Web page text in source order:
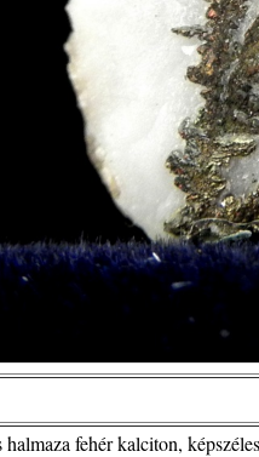
halmaza fehér kalciton,